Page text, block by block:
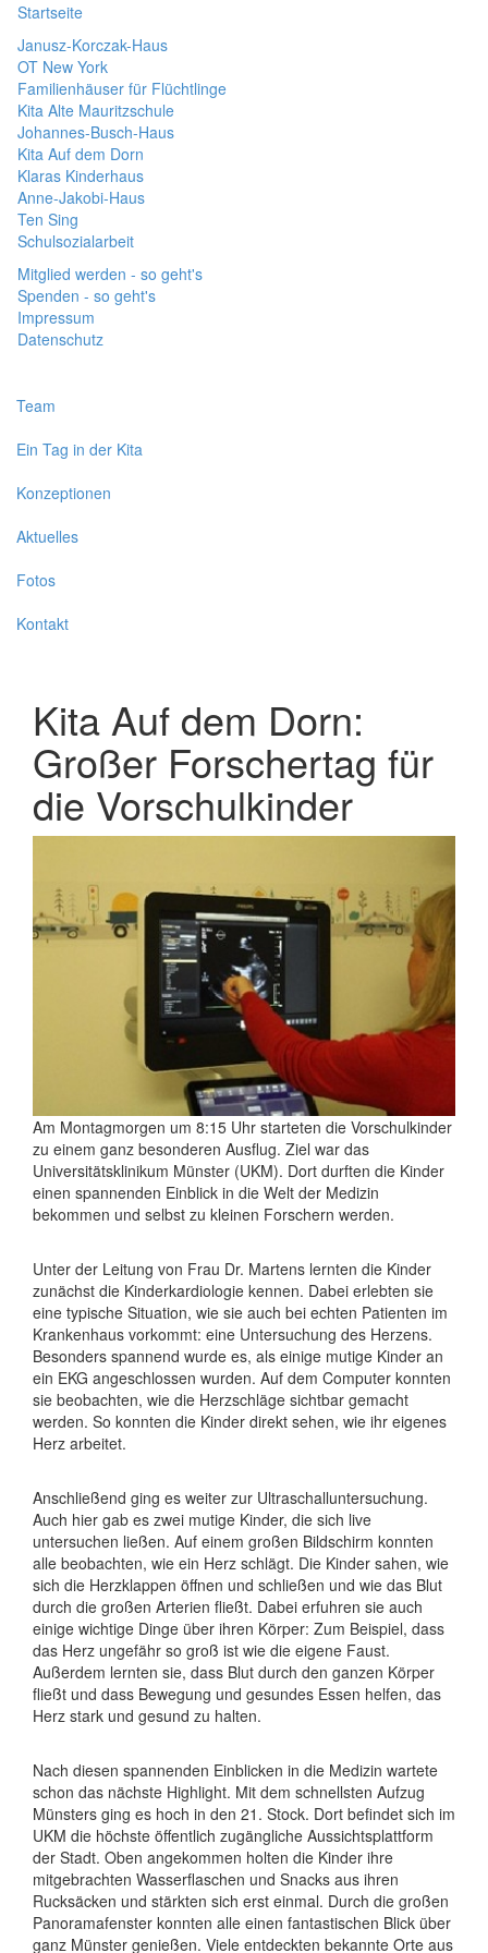
Startseite
Janusz-Korczak-Haus
OT New York
Familienhäuser für Flüchtlinge
Kita Alte Mauritzschule
Johannes-Busch-Haus
Kita Auf dem Dorn
Klaras Kinderhaus
Anne-Jakobi-Haus
Ten Sing
Schulsozialarbeit
Mitglied werden - so geht's
Spenden - so geht's
Impressum
Datenschutz
Team
Ein Tag in der Kita
Konzeptionen
Aktuelles
Fotos
Kontakt
Kita Auf dem Dorn:
Großer Forschertag für
die Vorschulkinder
Am Montagmorgen um 8:15 Uhr starteten die Vorschulkinder
zu einem ganz besonderen Ausflug. Ziel war das
Universitätsklinikum Münster (UKM). Dort durften die Kinder
einen spannenden Einblick in die Welt der Medizin
bekommen und selbst zu kleinen Forschern werden.
Unter der Leitung von Frau Dr. Martens lernten die Kinder
zunächst die Kinderkardiologie kennen. Dabei erlebten sie
eine typische Situation, wie sie auch bei echten Patienten im
Krankenhaus vorkommt: eine Untersuchung des Herzens.
Besonders spannend wurde es, als einige mutige Kinder an
ein EKG angeschlossen wurden. Auf dem Computer konnten
sie beobachten, wie die Herzschläge sichtbar gemacht
werden. So konnten die Kinder direkt sehen, wie ihr eigenes
Herz arbeitet.
Anschließend ging es weiter zur Ultraschalluntersuchung.
Auch hier gab es zwei mutige Kinder, die sich live
untersuchen ließen. Auf einem großen Bildschirm konnten
alle beobachten, wie ein Herz schlägt. Die Kinder sahen, wie
sich die Herzklappen öffnen und schließen und wie das Blut
durch die großen Arterien fließt. Dabei erfuhren sie auch
einige wichtige Dinge über ihren Körper: Zum Beispiel, dass
das Herz ungefähr so groß ist wie die eigene Faust.
Außerdem lernten sie, dass Blut durch den ganzen Körper
fließt und dass Bewegung und gesundes Essen helfen, das
Herz stark und gesund zu halten.
Nach diesen spannenden Einblicken in die Medizin wartete
schon das nächste Highlight. Mit dem schnellsten Aufzug
Münsters ging es hoch in den 21. Stock. Dort befindet sich im
UKM die höchste öffentlich zugängliche Aussichtsplattform
der Stadt. Oben angekommen holten die Kinder ihre
mitgebrachten Wasserflaschen und Snacks aus ihren
Rucksäcken und stärkten sich erst einmal. Durch die großen
Panoramafenster konnten alle einen fantastischen Blick über
ganz Münster genießen. Viele entdeckten bekannte Orte aus